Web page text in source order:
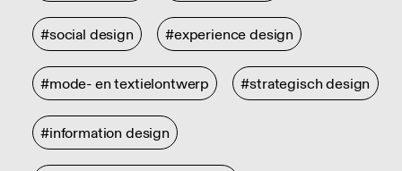
#social design #experience design
#mode- en textielontwerp #strategisch design
#information design